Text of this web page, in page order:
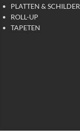
PLATTEN & SCHILDER
ROLL-UP
TAPETEN